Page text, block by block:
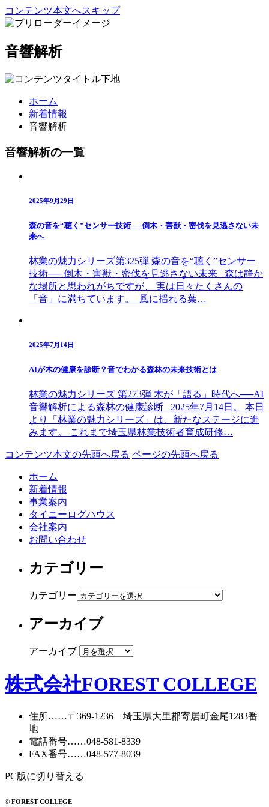
コンテンツ本文へスキップ
音響解析
ホーム
新着情報
音響解析
音響解析の一覧
2025年9月29日
森の音を“聴く”センサー技術──倒木・害獣・密伐を見逃さない未
来へ
林業の魅力シリーズ第325弾 森の音を“聴く”センサー
技術── 倒木・害獣・密伐を見逃さない未来 森は静か
な場所と思われがちですが、 実は日々たくさんの
「音」に満ちています。 風に揺れる葉…
2025年7月14日
AIが木の健康を診断？音でわかる森林の未来技術とは
林業の魅力シリーズ 第273弾 木が「語る」時代へ──AI
音響解析による森林の健康診断 2025年7月14日。 本日
より「林業の魅力シリーズ」は、新たなステージに進
みます。 これまで埼玉県林業技術者育成研修…
コンテンツ本文の先頭へ戻る ページの先頭へ戻る
ホーム
新着情報
事業案内
タイニーログハウス
会社案内
お問い合わせ
カテゴリー
カテゴリー
アーカイブ
アーカイブ
株式会社FOREST COLLEGE
住所……〒369-1236 埼玉県大里郡寄居町金尾1283番
地
電話番号……048-581-8339
FAX番号……048-577-8039
PC版に切り替える
© FOREST COLLEGE